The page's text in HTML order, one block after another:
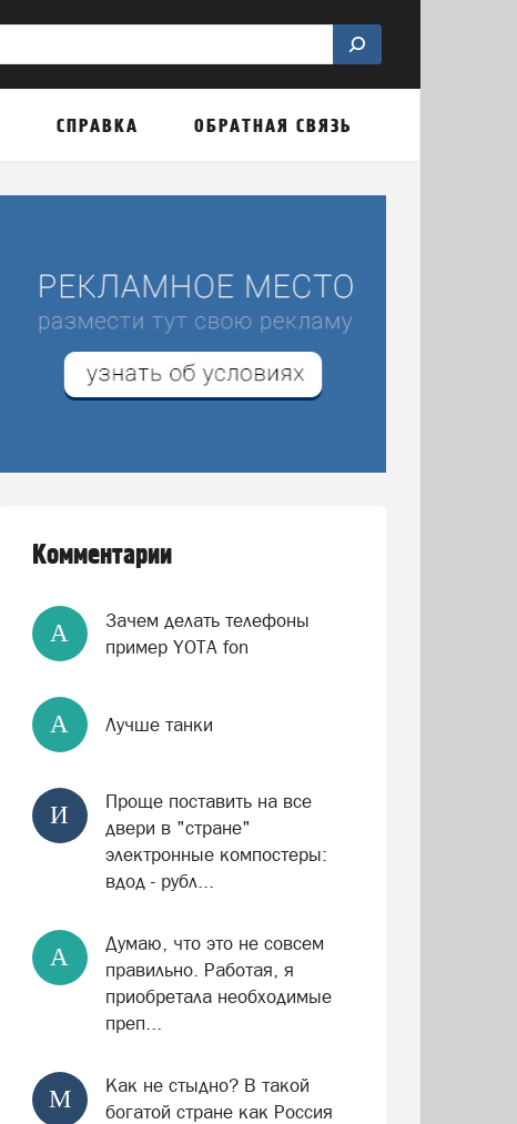
СПРАВКА ОБРАТНАЯ СВЯЗЬ
Комментарии
А
Зачем делать телефоны
пример YOTA fon
А Лучше танки
И
Проще поставить на все
двери в "стране"
электронные компостеры:
вдод - рубл...
А
Думаю, что это не совсем
правильно. Работая, я
приобретала необходимые
преп...
М
Как не стыдно? В такой
богатой стране как Россия